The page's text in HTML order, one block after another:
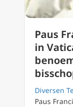
Paus
in
Diversen
Paus